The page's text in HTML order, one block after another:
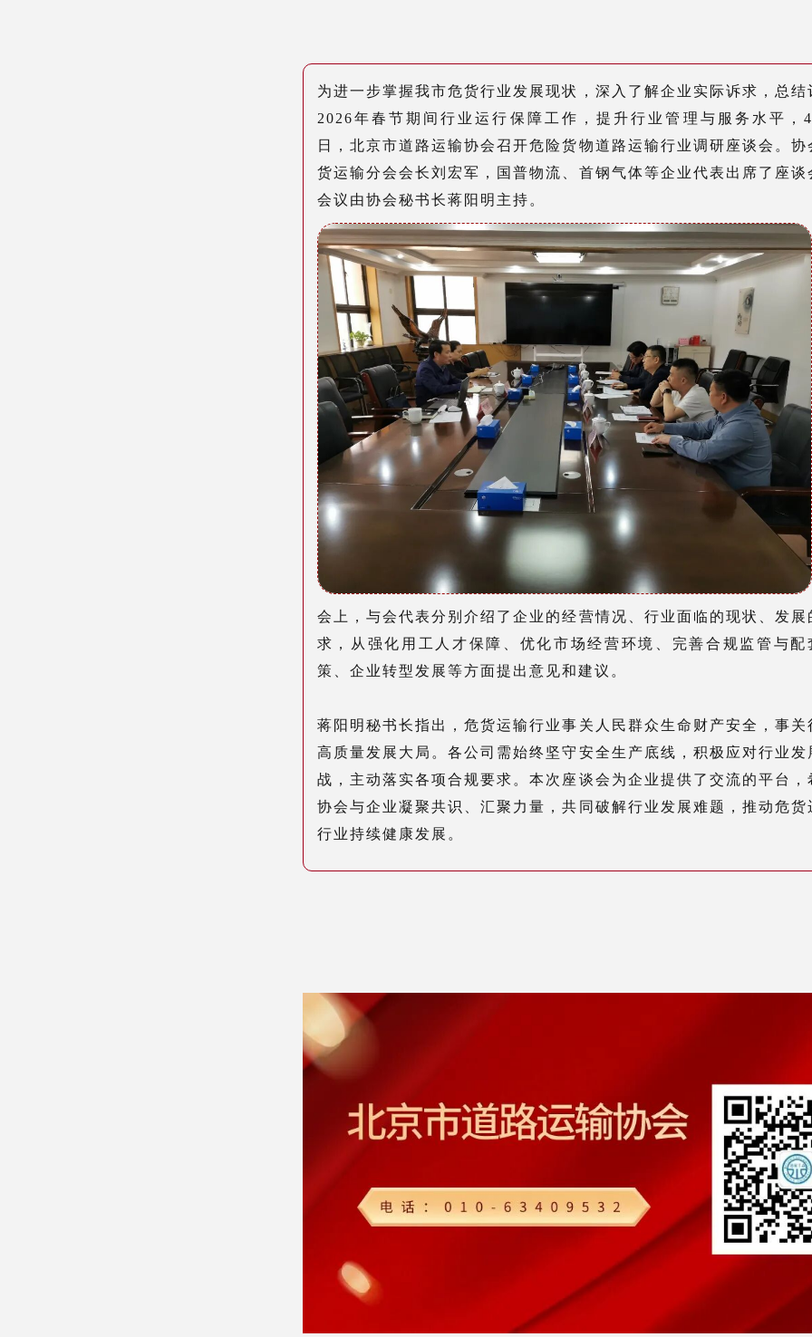
为进一步掌握我市危货行业发展现状，深入了解企业实际诉求，总结
2026年春节期间行业运行保障工作，提升行业管理与服务水平，
日， 北京市道路运输协会召开危险货物道路运输行业调研 座谈会。协
货运输分会会长刘宏军，国普物流、首钢气体等企业代表出席了座谈
会议由协会秘书长蒋阳明主持。
会上，与会代表分别介绍了企业的经营情况、行业面临的现状、发展
求，从强化 用工人才保障、 优化市场经营环境、 完善合规监管与配
策、 企业转型发展等方面提出意见和建议。
蒋阳明 秘书长指出，危货运输行业事关人民群众生命财产安全，事关
高质量发展大局。各公司需始终坚守安全生产底线，积极应对行业发
战，主动落实各项合规要求。本次座谈会为企业提供了交流的平台，
协会与企业凝聚共识、汇聚力量，共同破解行业发展难题，推动危货
行业持续健康发展。